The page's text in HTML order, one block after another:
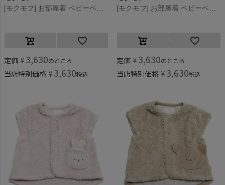
[モクモフ] お部屋着 ベビーベスト シュナウザー(SCH)
定価 ¥ 3,630のところ
当店特別価格 ¥ 3,630税込
[モクモフ] お部屋着 ベビーベスト ライトグリーン(LG)
定価 ¥ 3,630のところ
当店特別価格 ¥ 3,630税込